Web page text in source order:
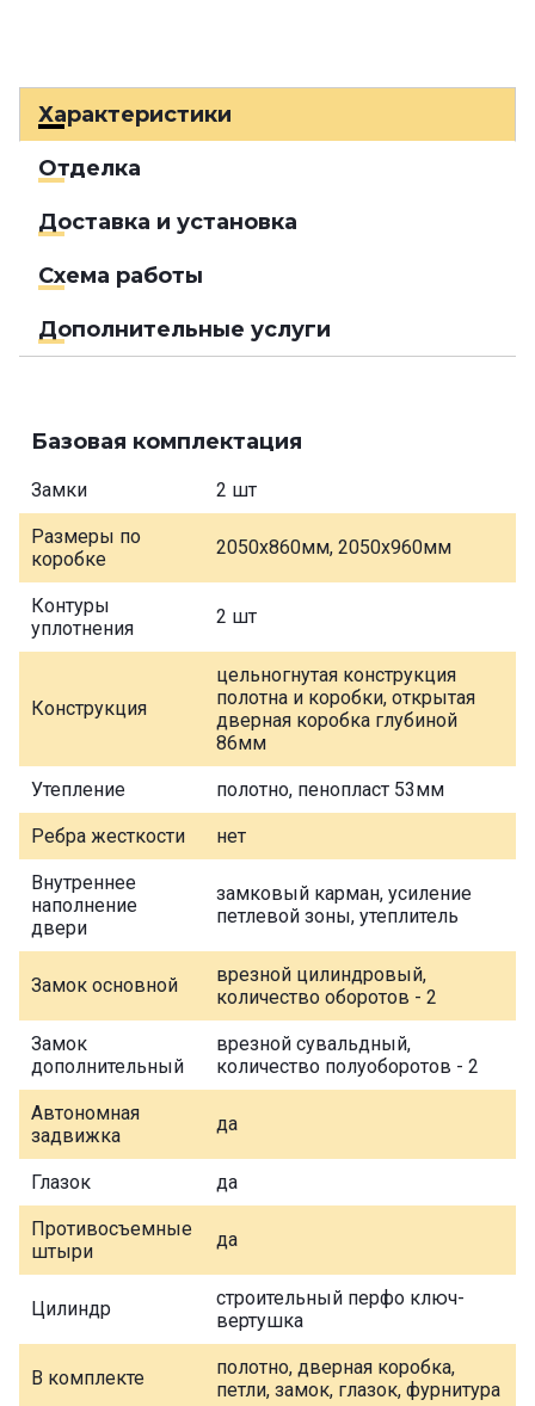
Характеристики
Отделка
Доставка и установка
Схема работы
Дополнительные услуги
Базовая комплектация
Замки 2 шт
Размеры по
коробке
2050х860мм, 2050х960мм
Контуры
уплотнения
2 шт
Конструкция
цельногнутая конструкция
полотна и коробки, открытая
дверная коробка глубиной
86мм
Утепление полотно, пенопласт 53мм
Ребра жесткости нет
Внутреннее
наполнение
двери
замковый карман, усиление
петлевой зоны, утеплитель
Замок основной
врезной цилиндровый,
количество оборотов - 2
Замок
дополнительный
врезной сувальдный,
количество полуоборотов - 2
Автономная
задвижка
да
Глазок да
Противосъемные
штыри
да
Цилиндр
строительный перфо ключ-
вертушка
В комплекте
полотно, дверная коробка,
петли, замок, глазок, фурнитура